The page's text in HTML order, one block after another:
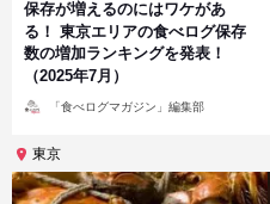
保存が増えるのにはワケがあ
る！ 東京エリアの食べログ保存
数の増加ランキングを発表！
（2025年7月）
「食べログマガジン」編集部
東京